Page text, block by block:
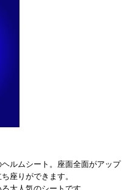
ルムシート。座面全面がアップ
座りができます。